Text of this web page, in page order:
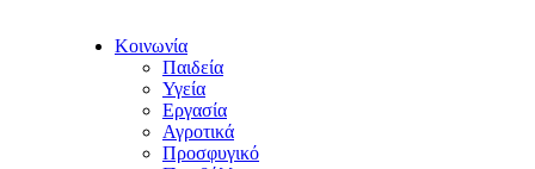
Κοινωνία
Παιδεία
Υγεία
Εργασία
Αγροτικά
Προσφυγικό